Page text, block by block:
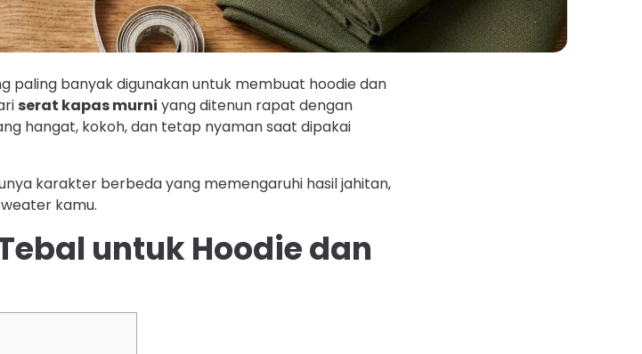
paling banyak digunakan untuk membuat hoodie dan
serat kapas murni yang ditenun rapat dengan
hangat, kokoh, dan tetap nyaman saat dipakai
karakter berbeda yang memengaruhi hasil jahitan,
kamu.
untuk Hoodie dan